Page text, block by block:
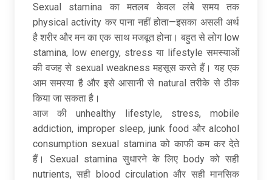
Sexual stamina का मतलब केवल लंबे समय तक
physical activity कर पाना नहीं होता—इसका असली अर्थ
है शरीर और मन का एक साथ मजबूत होना। बहुत से लोग low
stamina, low energy, stress या lifestyle समस्याओं
की वजह से sexual weakness महसूस करते हैं। यह एक
आम समस्या है और इसे आसानी से natural तरीके से ठीक
किया जा सकता है।
आज की unhealthy lifestyle, stress, mobile
addiction, improper sleep, junk food और alcohol
consumption sexual stamina को काफी कम कर देते
हैं। Sexual stamina सुधारने के लिए body को सही
nutrients, सही blood circulation और सही मानसिक